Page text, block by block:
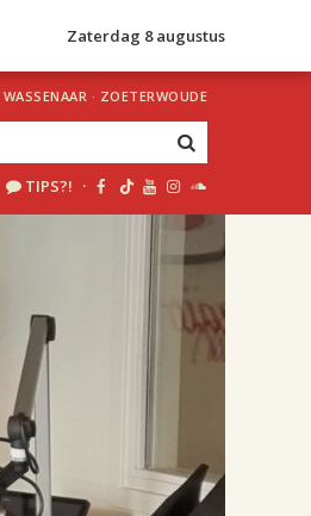
Zaterdag 8 augustus
WASSENAAR · ZOETERWOUDE
TIPS?! ·
uur 1 van 2
Volgend uur